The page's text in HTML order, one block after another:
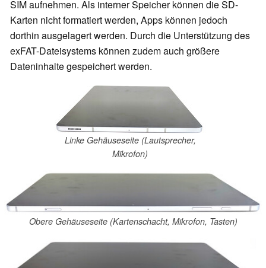
SIM aufnehmen. Als interner Speicher können die SD-
Karten nicht formatiert werden, Apps können jedoch
dorthin ausgelagert werden. Durch die Unterstützung des
exFAT-Dateisystems können zudem auch größere
Dateninhalte gespeichert werden.
Linke Gehäuseseite (Lautsprecher,
Mikrofon)
Obere Gehäuseseite (Kartenschacht, Mikrofon, Tasten)